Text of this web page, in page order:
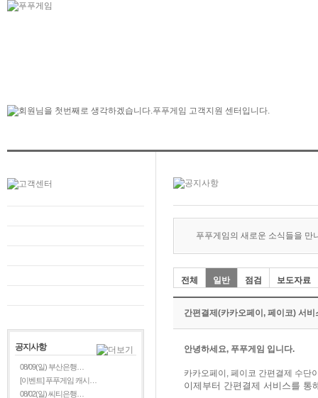
공지사항
08/09(일) 부산은행…
[이벤트] 푸푸게임 캐시…
08/02(일) 씨티은행…
푸푸게임의 새로운 소식들을 만
전체 일반 점검 보도자료
간편결제(카카오페이, 페이코) 서비
안녕하세요, 푸푸게임 입니다.
카카오페이, 페이코 간편결제 수단
이제부터 간편결제 서비스를 통